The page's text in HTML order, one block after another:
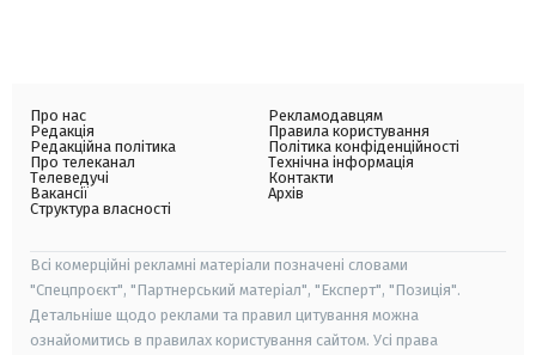
Про нас
Редакція
Редакційна політика
Про телеканал
Телеведучі
Вакансії
Структура власності
Рекламодавцям
Правила користування
Політика конфіденційності
Технічна інформація
Контакти
Архів
Всі комерційні рекламні матеріали позначені словами
"Спецпроєкт", "Партнерський матеріал", "Експерт", "Позиція".
Детальніше щодо реклами та правил цитування можна
ознайомитись в правилах користування сайтом. Усі права